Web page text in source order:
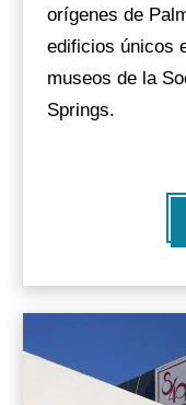
orígenes de
edificios únicos
museos de la
Springs.